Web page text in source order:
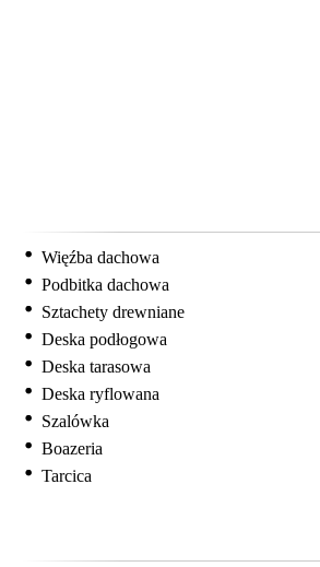
Więźba dachowa
Podbitka dachowa
Sztachety drewniane
Deska podłogowa
Deska tarasowa
Deska ryflowana
Szalówka
Boazeria
Tarcica